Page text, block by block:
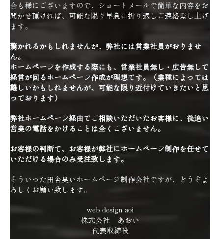
合も稀にございますので、ショートメールで簡単な内容をお
聞かせ頂ければ、可能な限り早急に折り返しご連絡差し上げ
ます。
驚かれるかもしれませんが、弊社には営業社員がおりませ
ん。
ホームページを作成する際にも、営業社員無し・広告無しで
経営が回るホームページ作成が理想です。（業種によっては
難しいかもしれませんが、可能な限り近付けていきたいと思
っております）
弊社ホームページ経由でご相談いただいたお客様に、後追い
営業の電話をかけることは全くございません。
お客様の判断で、お客様が弊社にホームページ制作を任せて
いただける場合のみ受注致します。
そういった田舎臭いホームページ制作会社ですが、どうぞよ
ろしくお願い致します。
web design aoi
株式会社 あおい
代表取締役